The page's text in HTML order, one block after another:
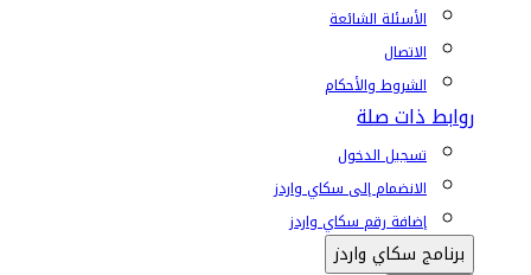
الأسئلة الشائعة
الاتصال
الشروط والأحكام
روابط ذات صلة
تسجيل الدخول
الانضمام إلى سكاي واردز
إضافة رقم سكاي واردز
برنامج سكاي واردز